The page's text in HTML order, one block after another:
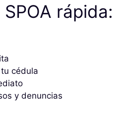
rápida:
cédula
y denuncias